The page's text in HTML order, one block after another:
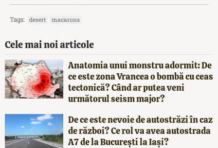
Tags: desert macarons
Cele mai noi articole
Anatomia unui monstru adormit: De
ce este zona Vrancea o bombă cu ceas
tectonică? Când ar putea veni
următorul seism major?
De ce este nevoie de autostrăzi în caz
de război? Ce rol va avea autostrada
A7 de la București la Iași?